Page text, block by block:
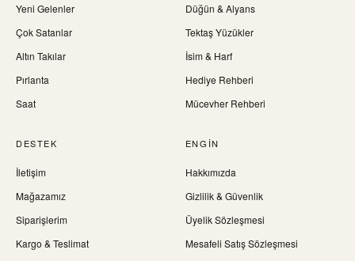
Yeni Gelenler
Çok Satanlar
Altın Takılar
Pırlanta
Saat
Düğün & Alyans
Tektaş Yüzükler
İsim & Harf
Hediye Rehberi
Mücevher Rehberi
DESTEK
İletişim
Mağazamız
Siparişlerim
Kargo & Teslimat
ENGIN
Hakkımızda
Gizlilik & Güvenlik
Üyelik Sözleşmesi
Mesafeli Satış Sözleşmesi